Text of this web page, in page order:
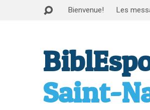
Bienvenue! Les
Saint-